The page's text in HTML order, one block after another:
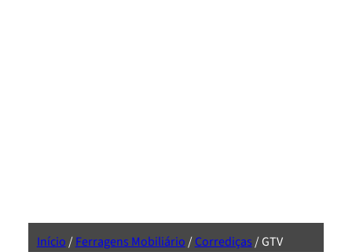
Início/Ferragens Mobiliário/Corrediças/ GTV